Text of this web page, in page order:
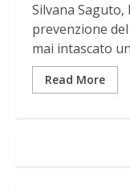
Silvana Saguto,
prevenzione
mai intascato
Read More